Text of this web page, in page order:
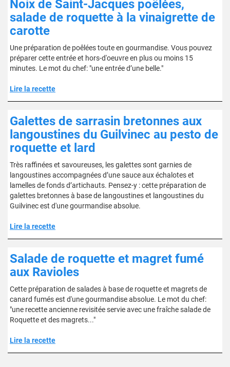
Noix de Saint-Jacques poêlées,
salade de roquette à la vinaigrette de
carotte
Une préparation de poêlées toute en gourmandise. Vous pouvez
préparer cette entrée et hors-d'oeuvre en plus ou moins 15
minutes. Le mot du chef: "une entrée d’une belle."
Lire la recette
Galettes de sarrasin bretonnes aux
langoustines du Guilvinec au pesto de
roquette et lard
Très raffinées et savoureuses, les galettes sont garnies de
langoustines accompagnées d’une sauce aux échalotes et
lamelles de fonds d’artichauts. Pensez-y : cette préparation de
galettes bretonnes à base de langoustines et langoustines du
Guilvinec est d'une gourmandise absolue.
Lire la recette
Salade de roquette et magret fumé
aux Ravioles
Cette préparation de salades à base de roquette et magrets de
canard fumés est d'une gourmandise absolue. Le mot du chef:
"une recette ancienne revisitée servie avec une fraîche salade de
Roquette et des magrets..."
Lire la recette